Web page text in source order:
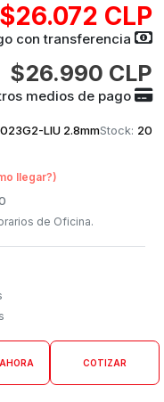
$26.072 CLP
con transferencia
$26.990 CLP
medios de pago
LIU 2.8mmStock: 20
llegar?)
de Oficina.
COTIZAR